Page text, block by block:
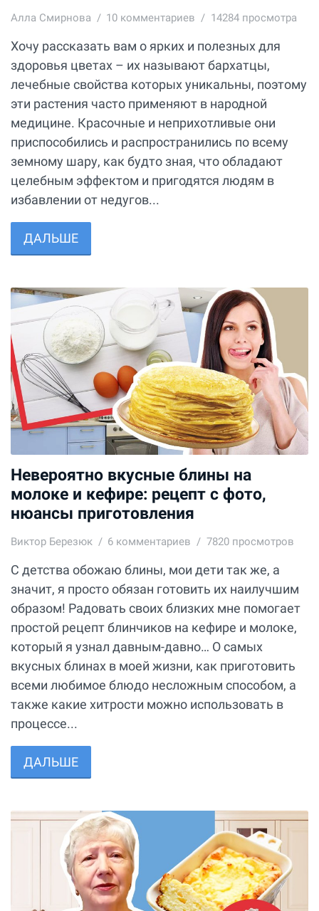
Алла Смирнова 10 комментариев 14284 просмотра
Хочу рассказать вам о ярких и полезных для
здоровья цветах – их называют бархатцы,
лечебные свойства которых уникальны, поэтому
эти растения часто применяют в народной
медицине. Красочные и неприхотливые они
приспособились и распространились по всему
земному шару, как будто зная, что обладают
целебным эффектом и пригодятся людям в
избавлении от недугов...
ДАЛЬШЕ
Невероятно вкусные блины на
молоке и кефире: рецепт с фото,
нюансы приготовления
Виктор Березюк 6 комментариев 7820 просмотров
С детства обожаю блины, мои дети так же, а
значит, я просто обязан готовить их наилучшим
образом! Радовать своих близких мне помогает
простой рецепт блинчиков на кефире и молоке,
который я узнал давным-давно… О самых
вкусных блинах в моей жизни, как приготовить
всеми любимое блюдо несложным способом, а
также какие хитрости можно использовать в
процессе...
ДАЛЬШЕ